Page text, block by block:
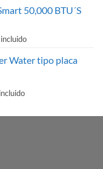
50,000 BTU´S
Water tipo placa